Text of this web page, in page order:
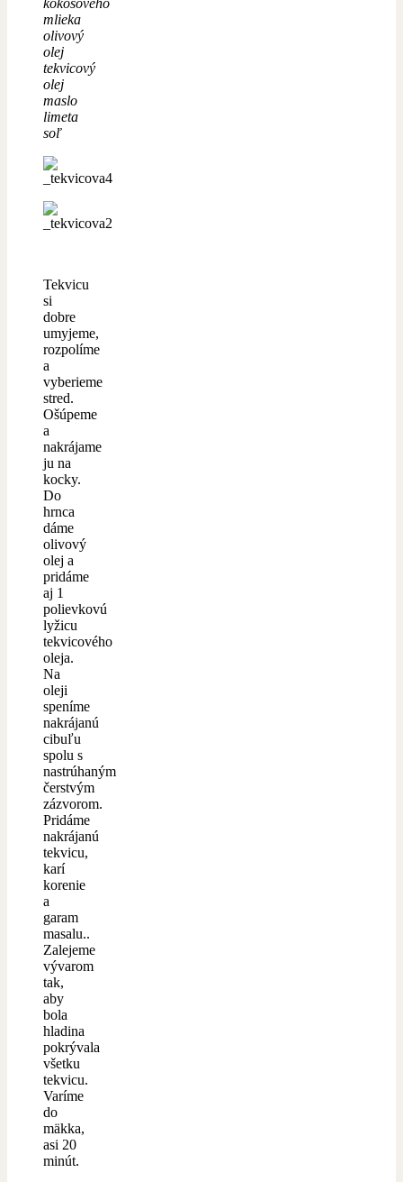
mlieka
olivový
olej
tekvicový
olej
maslo
limeta
soľ
Tekvicu
si
dobre
umyjeme,
rozpolíme
a
vyberieme
stred.
Ošúpeme
a
nakrájame
ju na
kocky.
Do
hrnca
dáme
olivový
olej a
pridáme
aj 1
polievkovú
lyžicu
tekvicového
oleja.
Na
oleji
speníme
nakrájanú
cibuľu
spolu s
nastrúhaným
čerstvým
zázvorom.
Pridáme
nakrájanú
tekvicu,
karí
korenie
a
garam
masalu..
Zalejeme
vývarom
tak,
aby
bola
hladina
pokrývala
všetku
tekvicu.
Varíme
do
mäkka,
asi 20
minút.